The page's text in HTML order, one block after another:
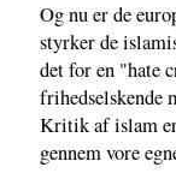
Og nu er de
styrker de
det for en "hate
frihedselskende
Kritik af islam
gennem vore